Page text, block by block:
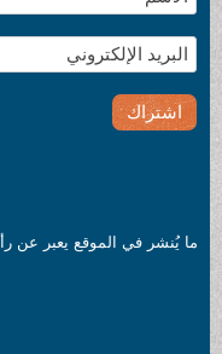
ما يُنشر في الموقع يعبر عن رأي